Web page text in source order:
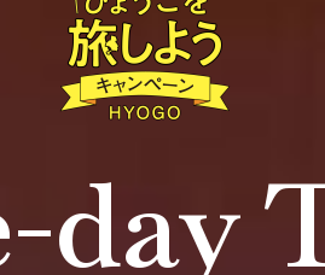
day